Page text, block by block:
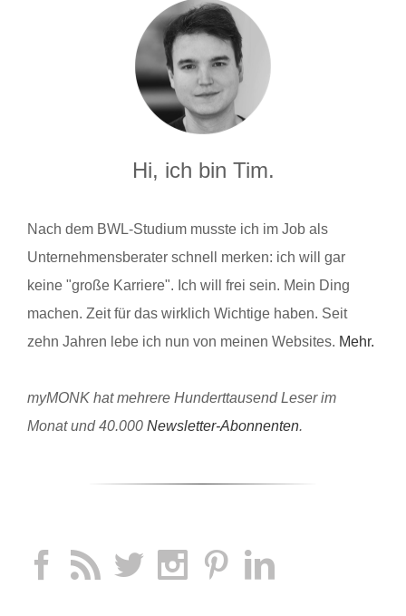
Hi, ich bin Tim.
Nach dem BWL-Studium musste ich im Job als
Unternehmensberater schnell merken: ich will gar
keine "große Karriere". Ich will frei sein. Mein Ding
machen. Zeit für das wirklich Wichtige haben. Seit
zehn Jahren lebe ich nun von meinen Websites. Mehr.
myMONK hat mehrere Hunderttausend Leser im
Monat und 40.000 Newsletter-Abonnenten.